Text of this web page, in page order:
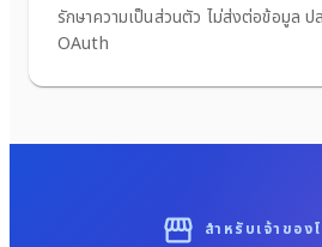
รักษาความเป็นส่วนตัว ไม่ส่งต่อข้อมูล
OAuth
สำหรับเจ้าของ